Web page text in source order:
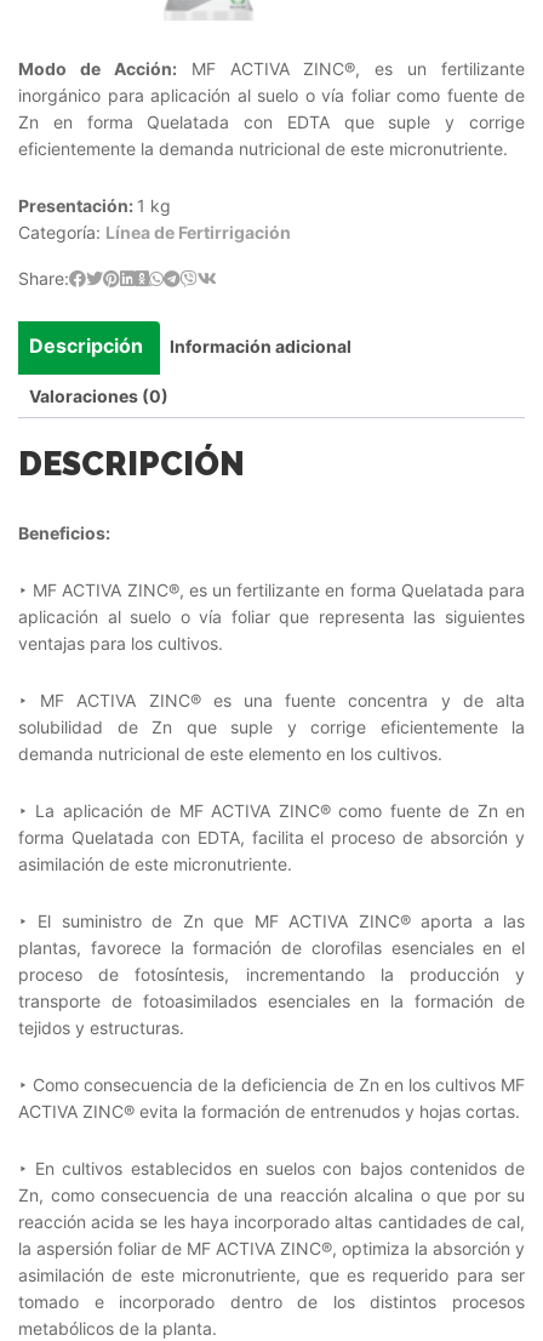
Modo de Acción:MF ACTIVA ZINC®, es un fertilizante
inorgánico para aplicación al suelo o vía foliar como fuente de
Zn en forma Quelatada con EDTA que suple y corrige
eficientemente la demanda nutricional de este micronutriente.
Presentación: 1 kg
Categoría: Línea de Fertirrigación
Share:
Descripción Información adicional
Valoraciones (0)
DESCRIPCIÓN
Beneficios:
‣ MF ACTIVA ZINC®, es un fertilizante en forma Quelatada para
aplicación al suelo o vía foliar que representa las siguientes
ventajas para los cultivos.
‣ MF ACTIVA ZINC® es una fuente concentra y de alta
solubilidad de Zn que suple y corrige eficientemente la
demanda nutricional de este elemento en los cultivos.
‣ La aplicación de MF ACTIVA ZINC® como fuente de Zn en
forma Quelatada con EDTA, facilita el proceso de absorción y
asimilación de este micronutriente.
‣ El suministro de Zn que MF ACTIVA ZINC® aporta a las
plantas, favorece la formación de clorofilas esenciales en el
proceso de fotosíntesis, incrementando la producción y
transporte de fotoasimilados esenciales en la formación de
tejidos y estructuras.
‣ Como consecuencia de la deficiencia de Zn en los cultivos MF
ACTIVA ZINC® evita la formación de entrenudos y hojas cortas.
‣ En cultivos establecidos en suelos con bajos contenidos de
Zn, como consecuencia de una reacción alcalina o que por su
reacción acida se les haya incorporado altas cantidades de cal,
la aspersión foliar de MF ACTIVA ZINC®, optimiza la absorción y
asimilación de este micronutriente, que es requerido para ser
tomado e incorporado dentro de los distintos procesos
metabólicos de la planta.